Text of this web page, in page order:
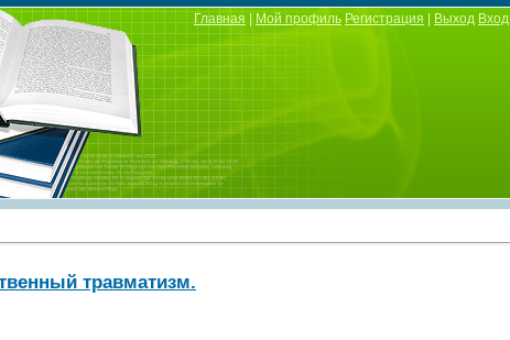
Главная|Мой профиль Регистрация Выход Вход
травматизм.